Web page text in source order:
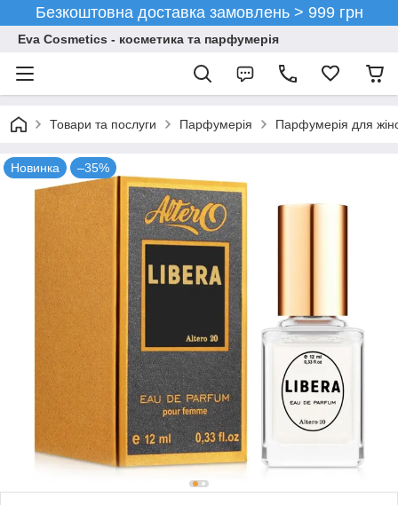
Безкоштовна доставка замовлень > 999 грн
Eva Cosmetics - косметика та парфумерія
Товари та послуги Парфумерія Парфумерія для
Новинка –35%